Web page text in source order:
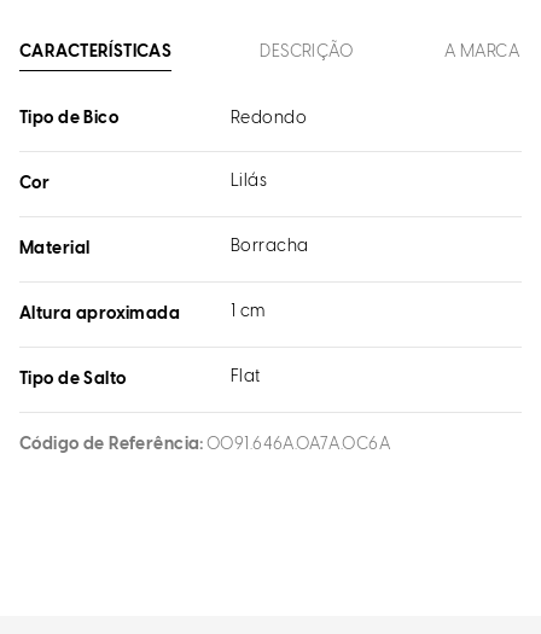
CARACTERÍSTICAS DESCRIÇÃO A MARCA
Tipo de Bico Redondo
Cor Lilás
Material Borracha
Altura aproximada 1 cm
Tipo de Salto Flat
Código de Referência 0091.646A.0A7A.0C6A